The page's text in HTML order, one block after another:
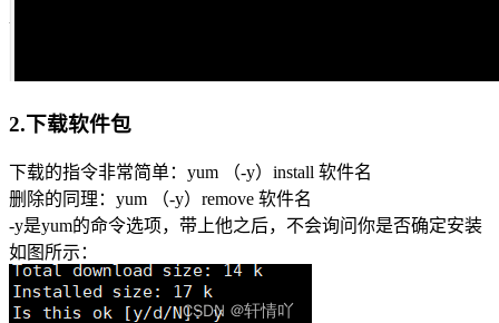
2.下载软件包
下载的指令非常简单：yum （-y）install 软件名
删除的同理：yum （-y）remove 软件名
-y是yum的命令选项，带上他之后，不会询问你是否确定安装
如图所示：